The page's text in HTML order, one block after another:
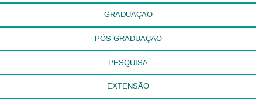
GRADUAÇÃO
PÓS-GRADUAÇÃO
PESQUISA
EXTENSÃO